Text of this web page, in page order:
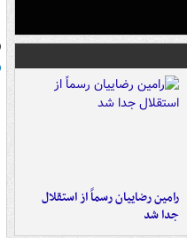
رامین رضاییان رسماً از استقلال
جدا شد